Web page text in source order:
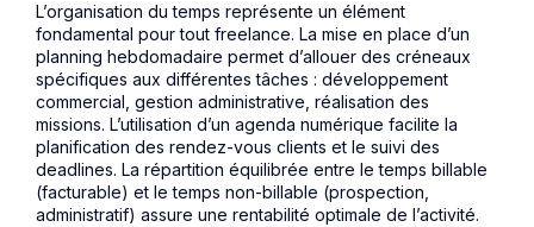
L’organisation du temps représente un élément
fondamental pour tout freelance. La mise en place d’un
planning hebdomadaire permet d’allouer des créneaux
spécifiques aux différentes tâches : développement
commercial, gestion administrative, réalisation des
missions. L’utilisation d’un agenda numérique facilite la
planification des rendez-vous clients et le suivi des
deadlines. La répartition équilibrée entre le temps billable
(facturable) et le temps non-billable (prospection,
administratif) assure une rentabilité optimale de l’activité.